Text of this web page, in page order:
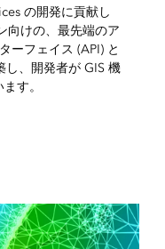
の開発に貢献し
向けの、最先端のア
ーフェイス (API) と
し、開発者が GIS 機
す。